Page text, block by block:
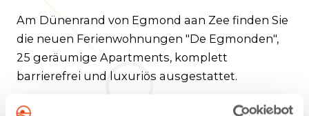
Am Dünenrand von Egmond aan Zee finden Sie
die neuen Ferienwohnungen "De Egmonden",
25 geräumige Apartments, komplett
barrierefrei und luxuriös ausgestattet.